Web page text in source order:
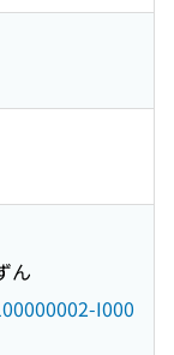
ん
I000